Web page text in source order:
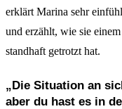
erklärt Marina sehr
und erzählt, wie sie
standhaft getrotzt hat.
„Die Situation an
aber du hast es in